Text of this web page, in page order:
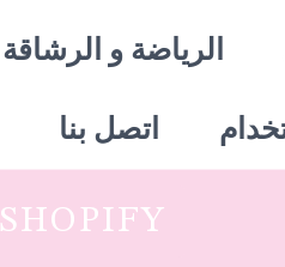
الرياضة و الرشاقة
اتصل بنا
SHOPIFY أبدأ متجرك الآن مجاناً